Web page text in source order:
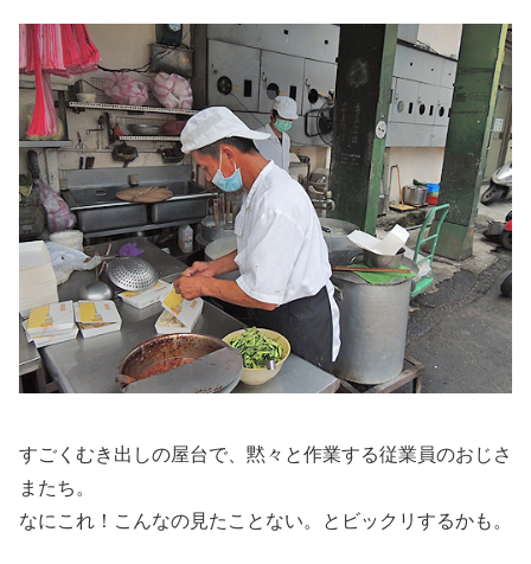
すごくむき出しの屋台で、黙々と作業する従業員のおじさ
またち。
なにこれ！こんなの見たことない。とビックリするかも。